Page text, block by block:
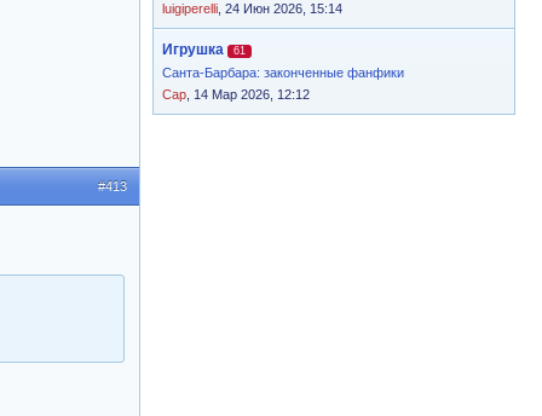
luigiperelli , 24 Июн 2026, 15:14
Игрушка 61
Санта-Барбара: законченные фанфики
Cap , 14 Мар 2026, 12:12
#413